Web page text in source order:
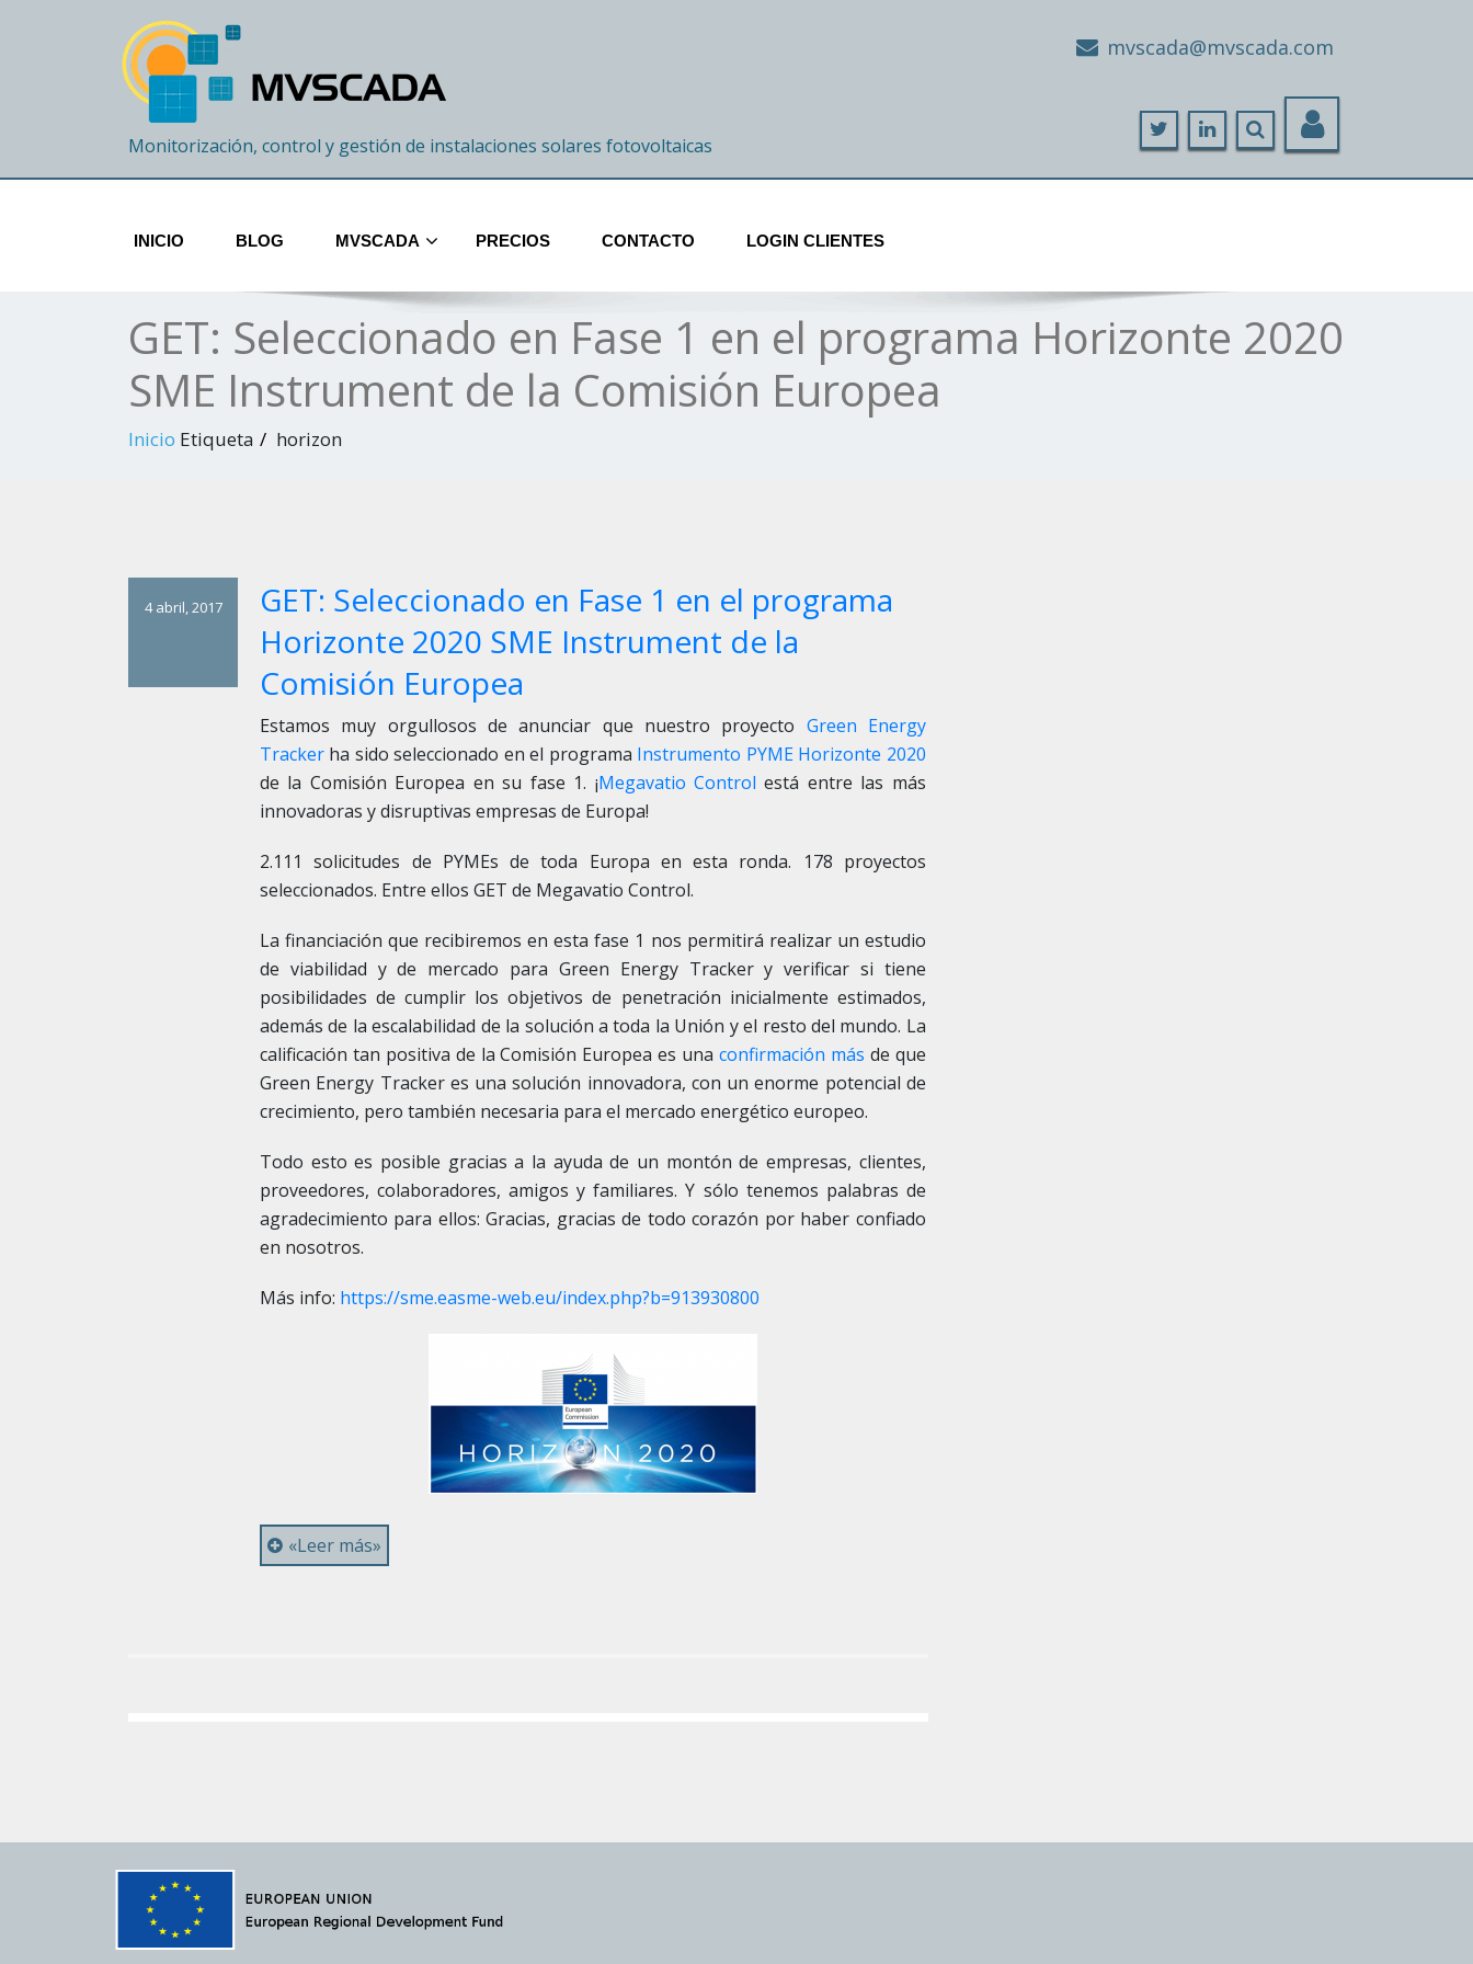
Monitorización, control y gestión de instalaciones solares fotovoltaicas
moc.adacsvm@adacsvm
INICIO BLOG MVSCADA PRECIOS CONTACTO LOGIN CLIENTES
GET: Seleccionado en Fase 1 en el programa Horizonte 2020
SME Instrument de la Comisión Europea
Inicio Etiqueta horizon
4 abril, 2017
GET: Seleccionado en Fase 1 en el programa
Horizonte 2020 SME Instrument de la
Comisión Europea
Estamos muy orgullosos de anunciar que nuestro proyecto Green Energy
Tracker ha sido seleccionado en el programa Instrumento PYME Horizonte 2020
de la Comisión Europea en su fase 1. ¡Megavatio Control está entre las más
innovadoras y disruptivas empresas de Europa!
2.111 solicitudes de PYMEs de toda Europa en esta ronda. 178 proyectos
seleccionados. Entre ellos GET de Megavatio Control.
La financiación que recibiremos en esta fase 1 nos permitirá realizar un estudio
de viabilidad y de mercado para Green Energy Tracker y verificar si tiene
posibilidades de cumplir los objetivos de penetración inicialmente estimados,
además de la escalabilidad de la solución a toda la Unión y el resto del mundo. La
calificación tan positiva de la Comisión Europea es unaconfirmación más de que
Green Energy Tracker es una solución innovadora, con un enorme potencial de
crecimiento, pero también necesaria para el mercado energético europeo.
Todo esto es posible gracias a la ayuda de un montón de empresas, clientes,
proveedores, colaboradores, amigos y familiares. Y sólo tenemos palabras de
agradecimiento para ellos: Gracias, gracias de todo corazón por haber confiado
en nosotros.
Más info: https://sme.easme-web.eu/index.php?b=913930800
«Leer más»